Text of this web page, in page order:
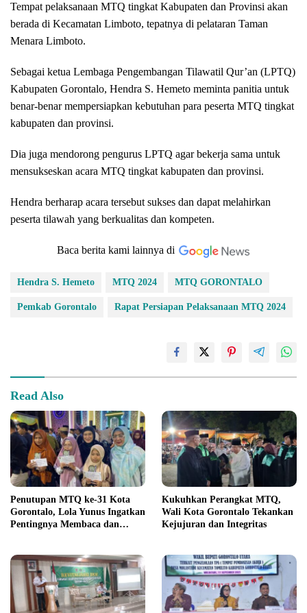
Tempat pelaksanaan MTQ tingkat Kabupaten dan Provinsi akan
berada di Kecamatan Limboto, tepatnya di pelataran Taman
Menara Limboto.
Sebagai ketua Lembaga Pengembangan Tilawatil Qur’an (LPTQ)
Kabupaten Gorontalo, Hendra S. Hemeto meminta panitia untuk
benar-benar mempersiapkan kebutuhan para peserta MTQ tingkat
kabupaten dan provinsi.
Dia juga mendorong pengurus LPTQ agar bekerja sama untuk
mensukseskan acara MTQ tingkat kabupaten dan provinsi.
Hendra berharap acara tersebut sukses dan dapat melahirkan
peserta tilawah yang berkualitas dan kompeten.
Baca berita kami lainnya di
Hendra S. Hemeto MTQ 2024 MTQ GORONTALO
Pemkab Gorontalo Rapat Persiapan Pelaksanaan MTQ 2024
Read Also
Penutupan MTQ ke-31 Kota
Gorontalo, Lola Yunus Ingatkan
Pentingnya Membaca dan
Kukuhkan Perangkat MTQ,
Wali Kota Gorontalo Tekankan
Kejujuran dan Integritas